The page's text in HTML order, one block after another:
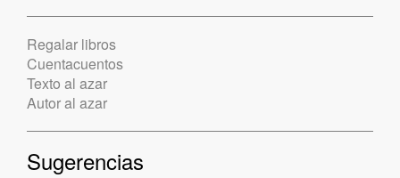
Regalar libros
Cuentacuentos
Texto al azar
Autor al azar
Sugerencias